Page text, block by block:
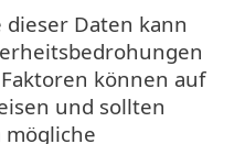
Daten kann
können auf
und sollten